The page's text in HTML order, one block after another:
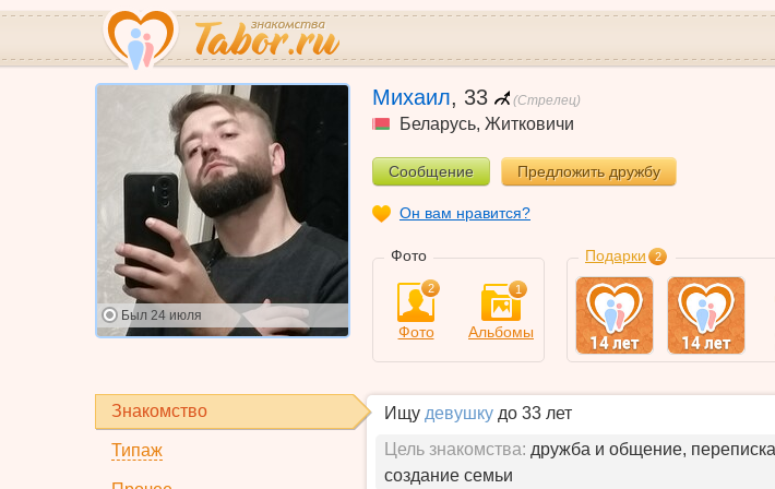
Был 24 июля
Михаил, 33 (Стрелец)
Беларусь, Житковичи
Сообщение Предложить дружбу
Он вам нравится?
Фото
2
Фото
1
Альбомы
Подарки 2
Знакомство
Типаж
Ищу девушку до 33 лет
Цель знакомства: дружба и общение,
создание семьи